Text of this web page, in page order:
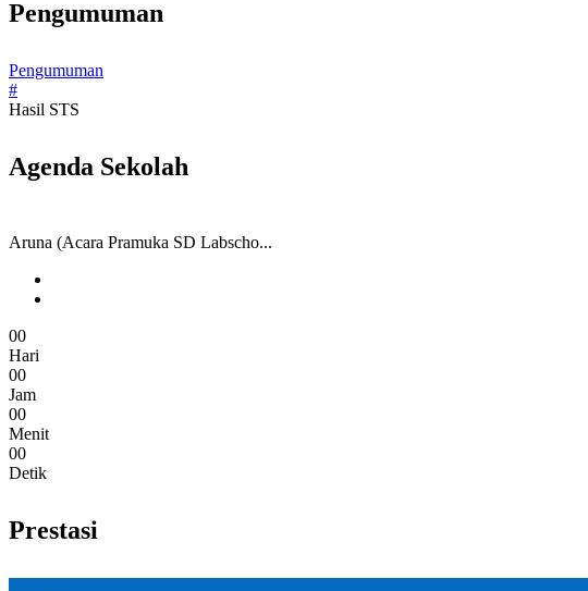
Pengumuman
Pengumuman
#
Hasil STS
Agenda Sekolah
Aruna (Acara Pramuka SD Labscho...
00
Hari
00
Jam
00
Menit
00
Detik
Prestasi